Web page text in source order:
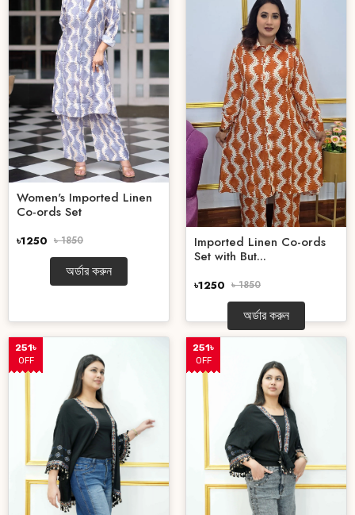
Women's Imported Linen
Co-ords Set
৳1250 ৳ 1850
অর্ডার করুন
Imported Linen Co-ords
Set with But...
৳1250 ৳ 1850
অর্ডার করুন
251৳
OFF
251৳
OFF